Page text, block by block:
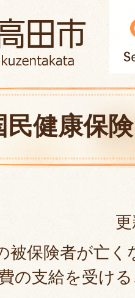
健康保
被保険者が亡く
の支給を受け